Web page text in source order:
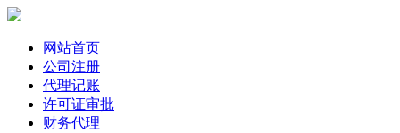
网站首页
公司注册
代理记账
许可证审批
财务代理